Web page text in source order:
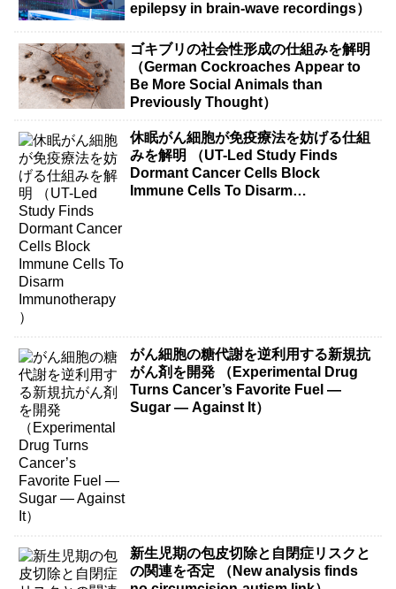
epilepsy in brain-wave recordings）
ゴキブリの社会性形成の仕組みを解明
（German Cockroaches Appear to
Be More Social Animals than
Previously Thought）
休眠がん細胞が免疫療法を妨げる仕組
みを解明 （UT-Led Study Finds
Dormant Cancer Cells Block
Immune Cells To Disarm
がん細胞の糖代謝を逆利用する新規抗
がん剤を開発 （Experimental Drug
Turns Cancer’s Favorite Fuel —
Sugar — Against It）
新生児期の包皮切除と自閉症リスクと
の関連を否定 （New analysis finds